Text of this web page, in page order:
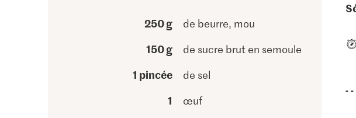
250 g de beurre, mou
150 g de sucre brut en semoule
1 pincée de sel
1 œuf